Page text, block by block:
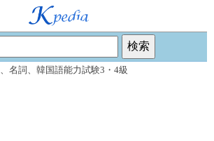
、 名詞 、 韓国語能力試験3・4級